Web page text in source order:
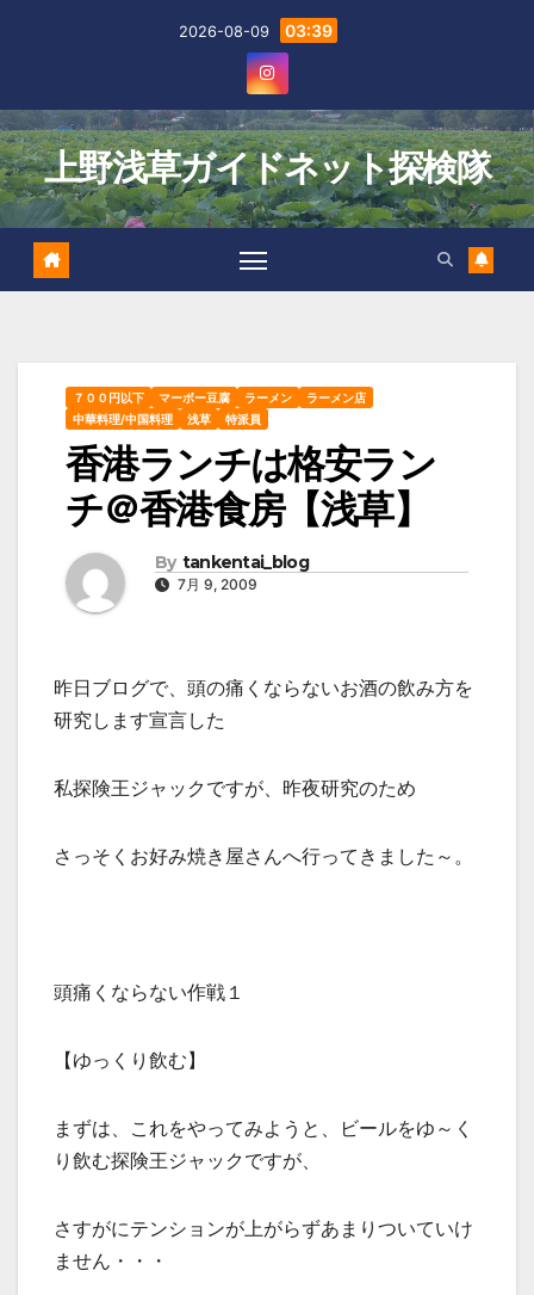
2026-08-09 03:39
上野浅草ガイドネット探検隊
７００円以下 マーボー豆腐 ラーメン
ラーメン店
中華料理/中国料理
浅草 特派員
香港ランチは格安ラン
チ＠香港食房【浅草】
By tankentai_blog
7月 9, 2009
昨日ブログで、頭の痛くならないお酒の飲み方を
研究します宣言した
私探険王ジャックですが、昨夜研究のため
さっそくお好み焼き屋さんへ行ってきました～。
頭痛くならない作戦１
【ゆっくり飲む】
まずは、これをやってみようと、ビールをゆ～く
り飲む探険王ジャックですが、
さすがにテンションが上がらずあまりついていけ
ません・・・